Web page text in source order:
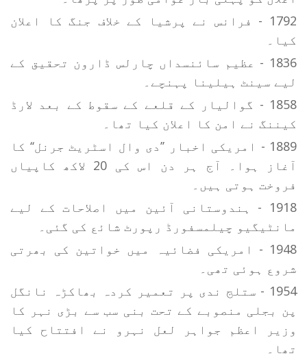
1792 - فرانس نے پرشیا کے خلاف جنگ کا اعلان
کیا۔
1836 - عظیم سائنسداں چارلس ڈارون تحقیق کے
لیے سینٹ ہیلینا پہنچے۔
1858 - گوالیار کے قلعے کے سقوط کے بعد لارڈ
کیننگ نے امن کا اعلان کیا تھا۔
1889 - امریکی اخبار ’’دی وال اسٹریٹ جرنل‘‘ کا
آغاز ہوا۔ آج ہر دن اس کی 20 لاکھ کاپیاں
فروخت ہوتی ہیں۔
1918 - ہندوستانی آئین میں اصلاحات کے لیے
مانٹیگیو چیلمسفورڈ رپورٹ شائع کی گئی۔
1948 - امریکی فضائیہ میں خواتین کی بھرتی
شروع ہوئی تھی۔
1954 - ستلج ندی پر تعمیر کردہ بھاکڑہ نانگل
پن بجلی منصوبے کے تحت بنی سب سے بڑی نہر کا
وزیر اعظم جواہر لعل نہرو نے افتتاح کیا
تھا۔